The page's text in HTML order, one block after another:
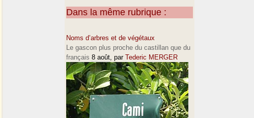
Dans la même rubrique :
Noms d’arbres et de végétaux
Le gascon plus proche du castillan que du
français 8 août, par Tederic MERGER